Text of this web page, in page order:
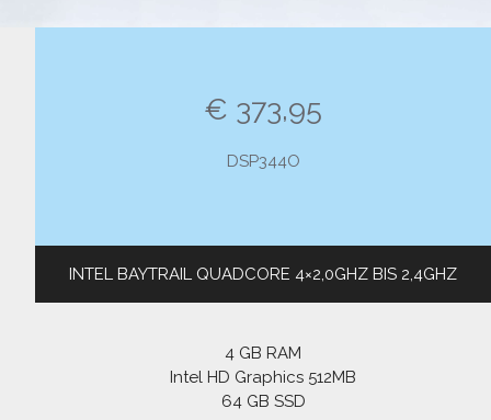
€ 373,95
DSP344O
INTEL BAYTRAIL QUADCORE 4×2,0GHZ BIS 2,4GHZ
4 GB RAM
Intel HD Graphics 512MB
64 GB SSD